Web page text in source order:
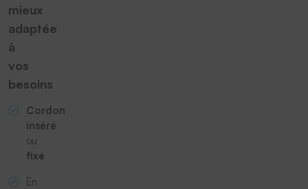
mieux
adaptée
à
vos
besoins
Cordon
inséré
ou
fixé
En